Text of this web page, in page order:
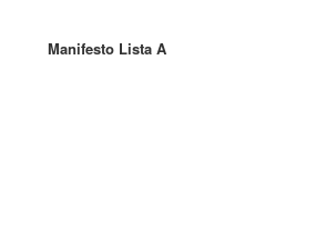
Manifesto Lista A